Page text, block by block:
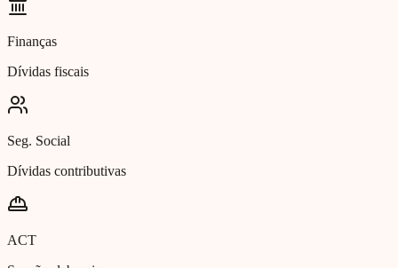
Finanças
Dívidas fiscais
Seg. Social
Dívidas contributivas
ACT